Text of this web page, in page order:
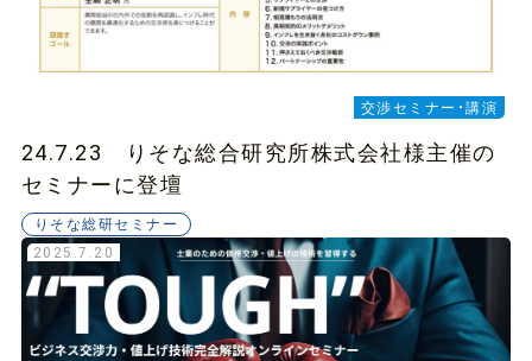
交渉セミナー・講演
24.7.23 りそな総合研究所株式会社様主催の
セミナーに登壇
りそな総研セミナー
2025.7.20